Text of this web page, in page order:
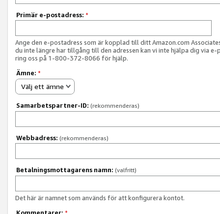
Primär e-postadress: *
Ange den e-postadress som är kopplad till ditt Amazon.com
du inte längre har tillgång till den adressen kan vi inte hjälpa dig via e-
ring oss på 1-800-372-8066 för hjälp.
Ämne: *
Välj ett ämne
Samarbetspartner-ID: (rekommenderas)
Webbadress: (rekommenderas)
Betalningsmottagarens namn: (valfritt)
Det här är namnet som används för att konfigurera kontot.
Kommentarer: *